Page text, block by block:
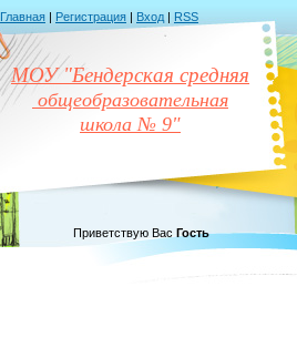
Главная | Регистрация | Вход | RSS
МОУ "Бендерская средняя
общеобразовательная
школа № 9"
Приветствую Вас Гость